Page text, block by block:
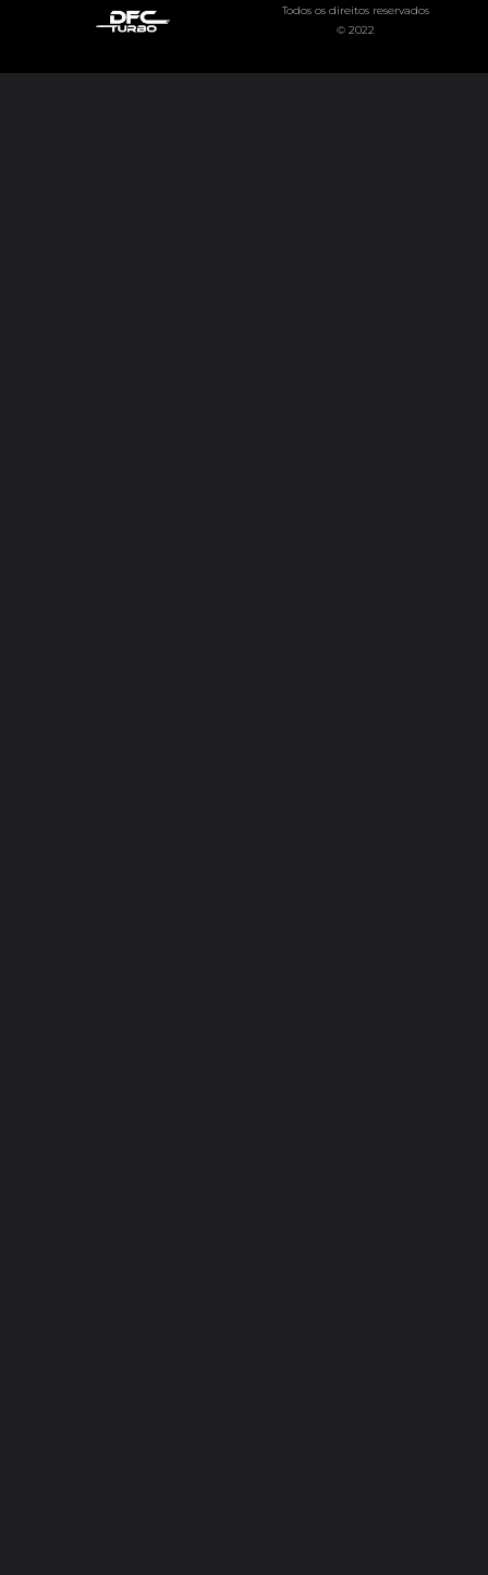
Todos os direitos reservados
© 2022